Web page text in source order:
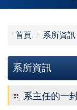
首頁 系所資訊
系所資訊
系主任的一